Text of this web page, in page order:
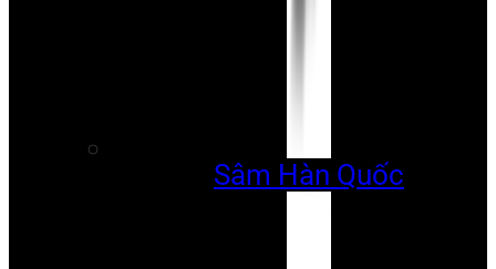
Sâm Hàn Quốc